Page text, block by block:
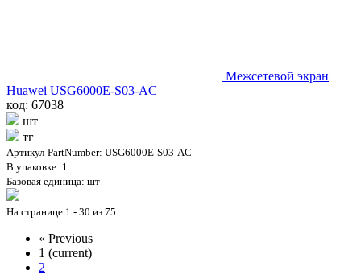
Межсетевой экран
Huawei USG6000E-S03-AC
код: 67038
шт
тг
Артикул-PartNumber: USG6000E-S03-AC
В упаковке: 1
Базовая единица: шт
На странице 1 - 30 из 75
« Previous
1 (current)
2